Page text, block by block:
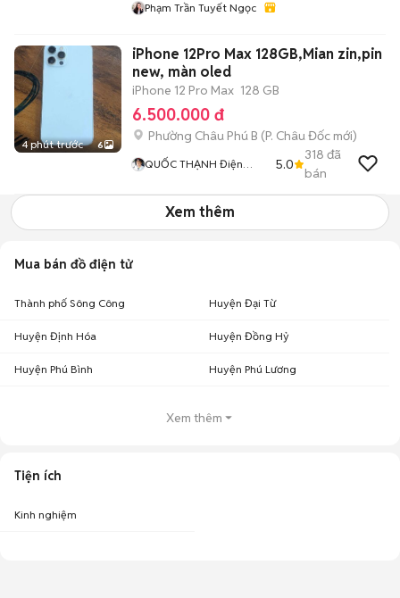
Phạm Trần Tuyết Ngọc
4 phút trước 6
iPhone 12Pro Max 128GB,Mian zin,pin
new, màn oled
iPhone 12 Pro Max 128 GB
6.500.000 đ
Phường Châu Phú B (P. Châu Đốc mới)
QUỐC THẠNH Điện
CƯỜNG 68
5.0
318 đã
bán
Xem thêm
Mua bán đồ điện tử
Thành phố Sông Công Huyện Đại Từ
Huyện Định Hóa Huyện Đồng Hỷ
Huyện Phú Bình Huyện Phú Lương
Xem thêm
Tiện ích
Kinh nghiệm